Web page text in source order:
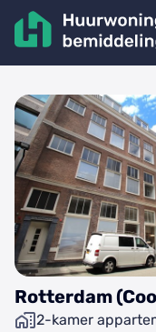
Rotterdam
2-kamer